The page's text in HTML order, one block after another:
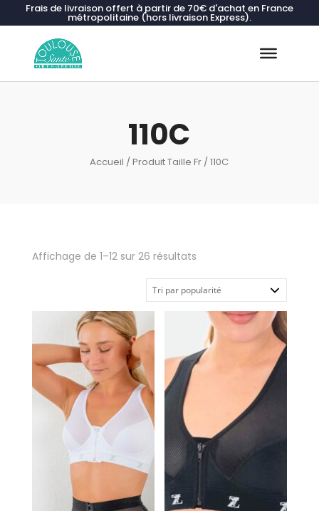
Frais de livraison offert à partir de 70€ d'achat en France
métropolitaine (hors livraison Express).
110C
Accueil / Produit Taille Fr / 110C
Affichage de 1–12 sur 26 résultatsTrié
popularité